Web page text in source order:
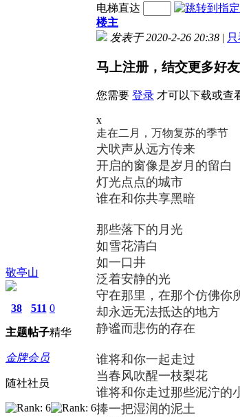
敬亭山
38
主题
511
帖子
0
精华
金牌会员
随社社员
电梯直达
楼主
发表于 2020-2-26 20:38 |
马上注册，结交更多好
您需要 登录 才可以下载或查
x
走在二月，万物复苏的季节
犬吠声从远方传来
开启的窗像是岁月的留白
灯光点点的城市
谁在和你共享黑暗
那些落下的月光
如雪花清白
如一口井
泛着安静的光
守在那里，在那个仿佛你
却永远无法抵达的地方
静谧而悲伤的存在
谁将和你一起走过
当春风吹醒一枝梨花
谁将和你走过那些泥泞的
捧一把湿润的泥土